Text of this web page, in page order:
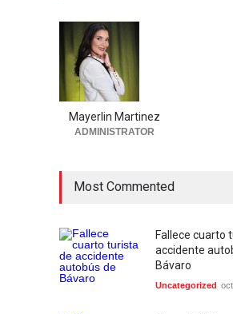
Mayerlin Martinez
ADMINISTRATOR
Most Commented
Fallece cuarto
accidente
Bávaro
Uncategorized